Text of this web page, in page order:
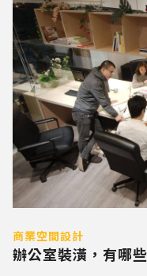
商業空間設計
辦公室裝潢，有哪